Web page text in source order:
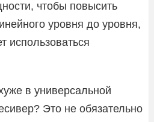
чтобы повысить
уровня до уровня,
использоваться
в универсальной
Это не обязательно